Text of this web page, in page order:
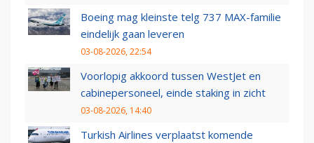
Boeing mag kleinste telg 737 MAX-familie
eindelijk gaan leveren
03-08-2026, 22:54
Voorlopig akkoord tussen WestJet en
cabinepersoneel, einde staking in zicht
03-08-2026, 14:40
Turkish Airlines verplaatst komende